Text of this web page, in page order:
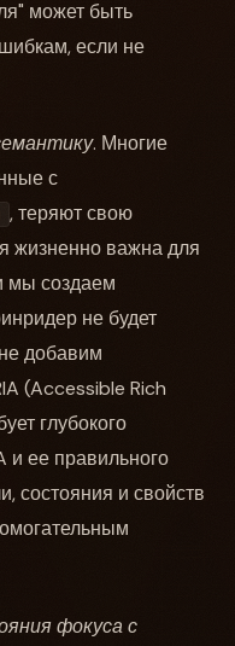
может быть
если не
. Многие
с
, теряют свою
жизненно важна для
мы создаем
не будет
добавим
(Accessible Rich
глубокого
и ее правильного
состояния и свойств
фокуса с